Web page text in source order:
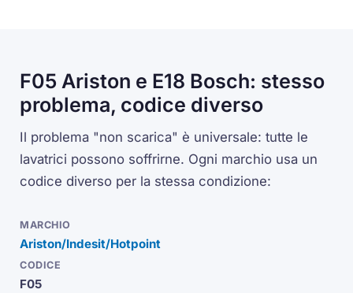
F05 Ariston e E18 Bosch: stesso
problema, codice diverso
Il problema "non scarica" è universale: tutte le
lavatrici possono soffrirne. Ogni marchio usa un
codice diverso per la stessa condizione:
Ariston/Indesit/Hotpoint
F05